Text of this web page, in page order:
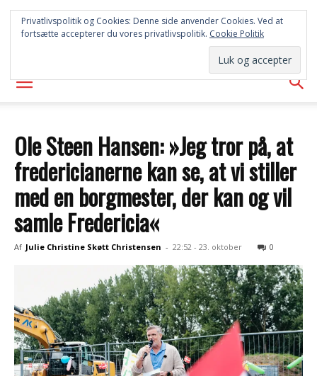
SYD
AVISEN
Ole Steen Hansen: »Jeg tror på, at
fredericianerne kan se, at vi stiller
med en borgmester, der kan og vil
samle Fredericia«
Af Julie Christine Skøtt Christensen - 22:52 - 23. oktober 0
Privatlivspolitik og Cookies: Denne side anvender Cookies. Ved at
fortsætte accepterer du vores privatlivspolitik. Cookie Politik